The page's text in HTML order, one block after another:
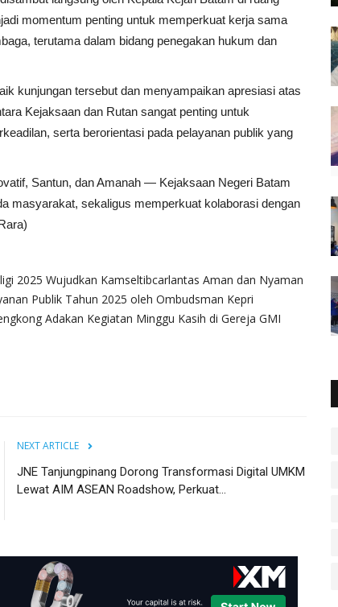
momentum penting untuk memperkuat kerja sama
terutama dalam bidang penegakan hukum dan
kunjungan tersebut dan menyampaikan apresiasi atas
Kejaksaan dan Rutan sangat penting untuk
serta berorientasi pada pelayanan publik yang
Santun, dan Amanah — Kejaksaan Negeri Batam
masyarakat, sekaligus memperkuat kolaborasi dengan
2025 Wujudkan Kamseltibcarlantas Aman dan Nyaman
Publik Tahun 2025 oleh Ombudsman Kepri
Adakan Kegiatan Minggu Kasih di Gereja GMI
NEXT ARTICLE
JNE Tanjungpinang Dorong Transformasi Digital UMKM
Lewat AIM ASEAN Roadshow, Perkuat...